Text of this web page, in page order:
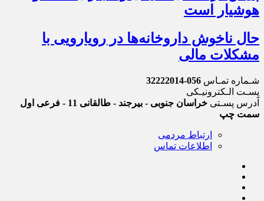
هوشیار است
حال ناخوش داروخانه‌ها در رویارویی با
مشکلات مالی
شـماره تمـاس 056-32222014
پسـت الـکترونیـکی
آدرس پسـتی
خراسان جنوبی - بیرجند - طالقانی 11 - فرعی اول
سمت چپ
ارتباط مردمی
اطلاعات تماس